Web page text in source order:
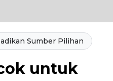
Sumber Pilihan
untuk